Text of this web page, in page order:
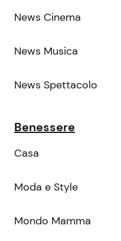
News Cinema
News Musica
News Spettacolo
Benessere
Casa
Moda e Style
Mondo Mamma